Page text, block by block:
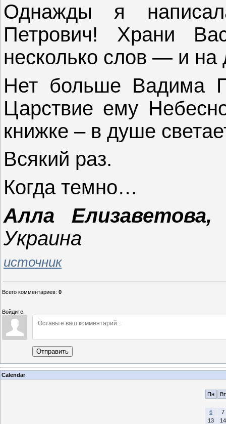
Однажды я
Петрович! Храни
несколько слов — и на
Нет больше Вадима
Царствие ему
книжке – в душе
Всякий раз.
Когда темно…
Алла
Украина
источник
Всего комментариев: 0
Войдите:
Отправить
Calendar
Пн Вт
6
7
13
14